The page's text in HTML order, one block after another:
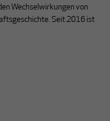
Wechselwirkungen von
Seit 2016 ist